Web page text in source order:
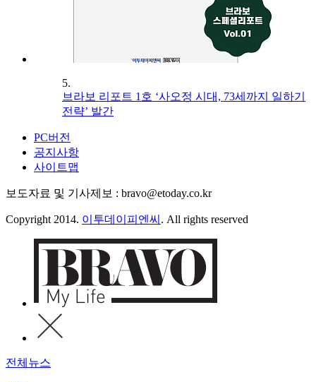
5.
브라보 리포트 1호 ‘사오정 시대, 73세까지 일하기
전략’ 발간
PC버전
공지사항
사이트맵
보도자료 및 기사제보 : bravo@etoday.co.kr
Copyright 2014. 이투데이피엔씨 . All rights reserved
전체뉴스